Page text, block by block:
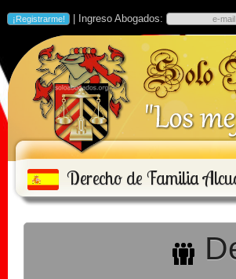
| Ingreso Abogados:
Derecho de Familia